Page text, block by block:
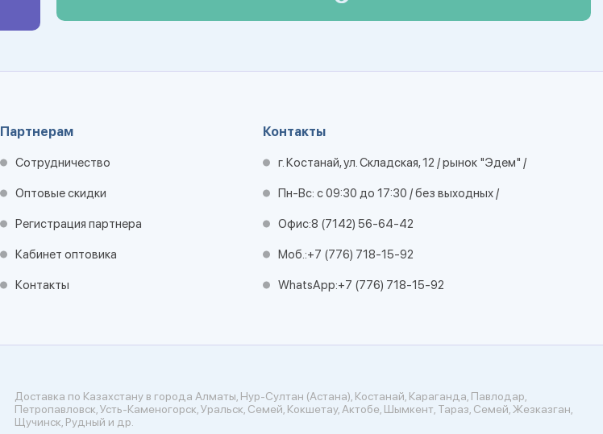
Партнерам
Сотрудничество
Оптовые скидки
Регистрация партнера
Кабинет оптовика
Контакты
Контакты
г. Костанай, ул. Складская, 12 / рынок "Эдем" /
Пн-Вс: с 09:30 до 17:30 / без выходных /
Офис:8 (7142) 56-64-42
Моб.:+7 (776) 718-15-92
WhatsApp:+7 (776) 718-15-92
Доставка по Казахстану в города Алматы, Нур-Султан (Астана), Костанай, Караганда, Павлодар,
Петропавловск, Усть-Каменогорск, Уральск, Семей, Кокшетау, Актобе, Шымкент, Тараз, Семей, Жезказган,
Щучинск, Рудный и др.